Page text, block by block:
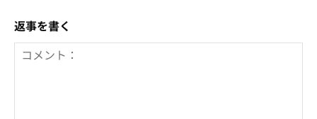
返事を書く